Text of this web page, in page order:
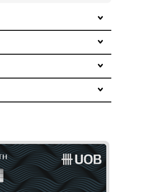
ธยา 30 บาท/รายการ (ไม่จำกัดยอด
ม่เกิน 1,000 บาท (สำหรับยอดที่เกิน